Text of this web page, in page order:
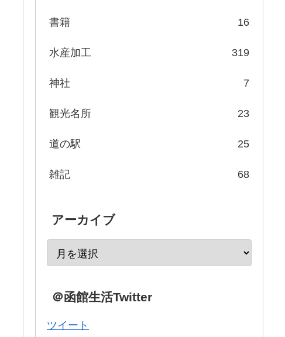
書籍 16
水産加工 319
神社 7
観光名所 23
道の駅 25
雑記 68
アーカイブ
＠函館生活Twitter
ツイート